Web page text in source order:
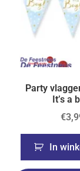
Party
It’s a
€
In